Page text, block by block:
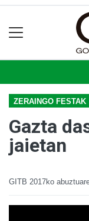
ZERAINGO FESTAK
Gazta
jaietan
GITB 2017ko